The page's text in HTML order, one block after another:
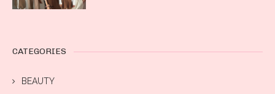
CATEGORIES
BEAUTY